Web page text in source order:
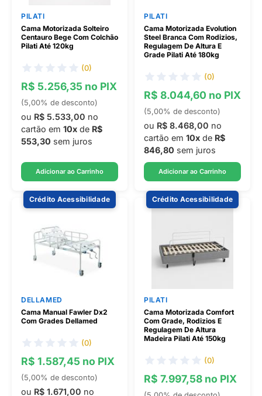
PILATI
Cama Motorizada Solteiro
Centauro Bege Com Colchão
Pilati Até 120kg
(0)
R$ 5.256,35 no PIX
(5,00% de desconto)
ou R$ 5.533,00 no
cartão em 10x de R$
553,30 sem juros
Adicionar ao Carrinho
PILATI
Cama Motorizada Evolution
Steel Branca Com Rodizios,
Regulagem De Altura E
Grade Pilati Até 180kg
(0)
R$ 8.044,60 no PIX
(5,00% de desconto)
ou R$ 8.468,00 no
cartão em 10x de R$
846,80 sem juros
Adicionar ao Carrinho
Crédito Acessibilidade
DELLAMED
Cama Manual Fawler Dx2
Com Grades Dellamed
(0)
R$ 1.587,45 no PIX
(5,00% de desconto)
ou R$ 1.671,00 no
Crédito Acessibilidade
PILATI
Cama Motorizada Comfort
Com Grade, Rodizios E
Regulagem De Altura
Madeira Pilati Até 150kg
(0)
R$ 7.997,58 no PIX